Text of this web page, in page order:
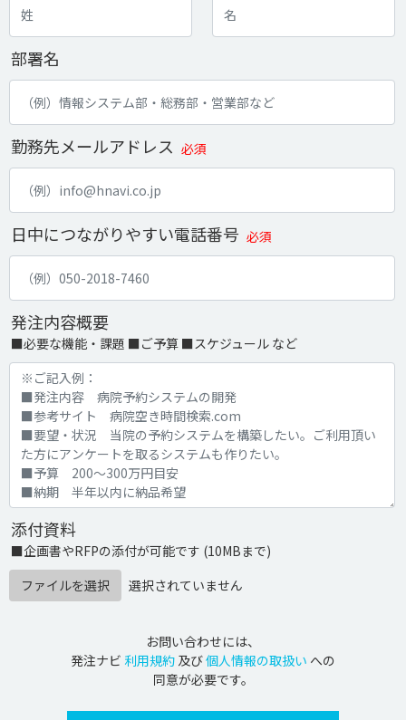
部署名
勤務先メールアドレス 必須
日中につながりやすい電話番号 必須
発注内容概要
■必要な機能・課題 ■ご予算 ■スケジュール など
添付資料
■企画書やRFPの添付が可能です (10MBまで)
ファイルを選択
選択されていません
お問い合わせには、
発注ナビ 利用規約 及び個人情報の取扱い への
同意が必要です。